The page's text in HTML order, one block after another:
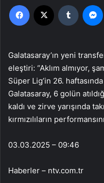
Facebook Tumblr
Galatasaray’ın yeni
eleştiri: “Aklım almıyor,
Süper Lig’in 26.
Galatasaray, 6 golün
kaldı ve zirve yarışında
kırmızılıların
03.03.2025 – 09:46
Haberler – ntv.com.tr